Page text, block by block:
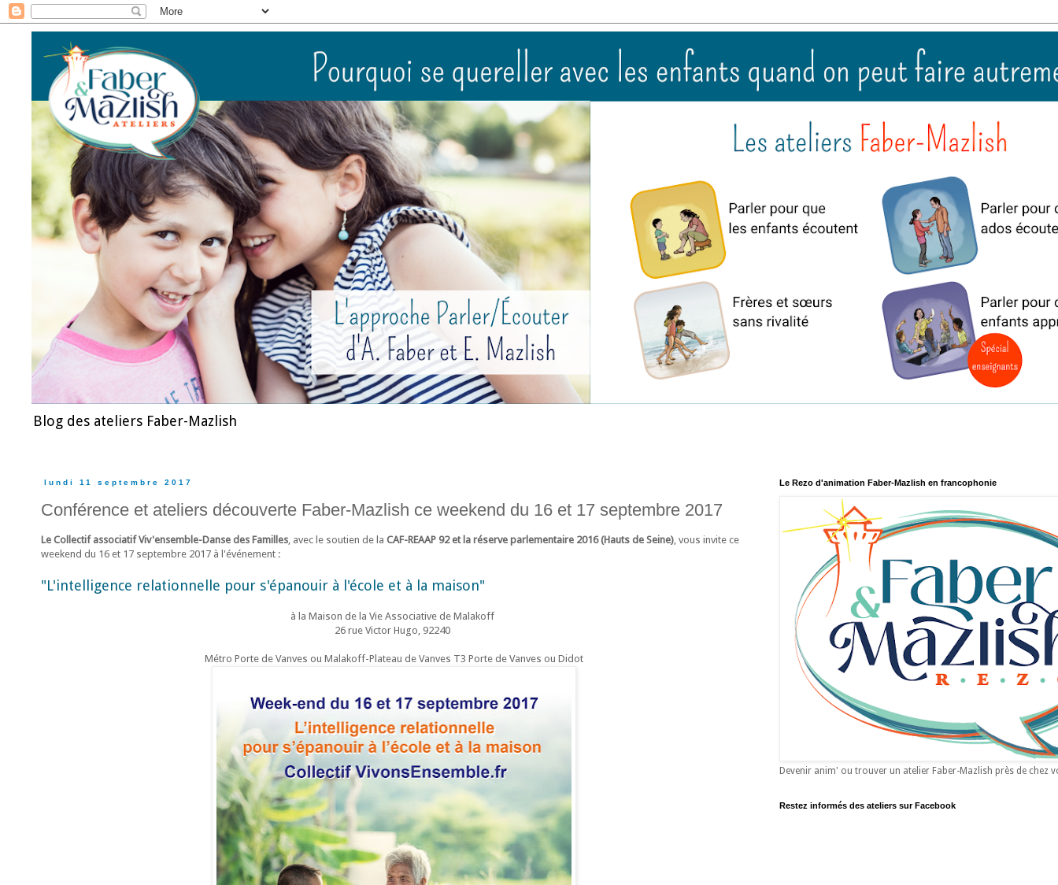
Blog des ateliers Faber-Mazlish
lundi 11 septembre 2017
Conférence et ateliers découverte Faber-Mazlish ce weekend du 16 et 17 septembre 2017
Le Collectif associatif Viv'ensemble-Danse des Familles , avec le soutien de la CAF-REAAP 92 et la réserve parlementaire 2016 (Hauts de Seine) , vous invite ce
weekend du 16 et 17 septembre 2017 à l'événement :
"L'intelligence relationnelle pour s'épanouir à l'école et à la maison"
à la Maison de la Vie Associative de Malakoff
26 rue Victor Hugo, 92240
Métro Porte de Vanves ou Malakoff-Plateau de Vanves T3 Porte de Vanves ou Didot
Le Rezo d'animation Faber-Mazlish en francophonie
Devenir anim' ou trouver un atelier Faber-Mazlish près de chez
Restez informés des ateliers sur Facebook